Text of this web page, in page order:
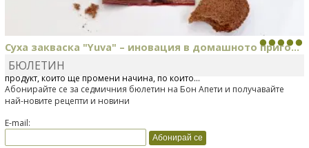
Суха закваска "Yuva" – иновация в домашното приго...
Отскоро Лесафр България стартира предлагането на изцяло нов
продукт, който ще промени начина, по който...
БЮЛЕТИН
Абонирайте се за седмичния бюлетин на Бон Апети и получавайте
най-новите рецепти и новини
E-mail: